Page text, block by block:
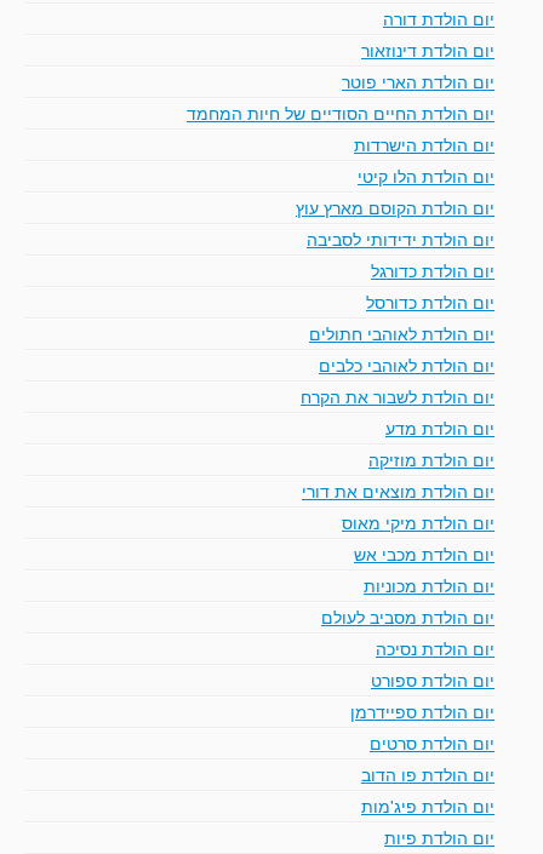
יום הולדת דורה
יום הולדת דינוזאור
יום הולדת הארי פוטר
יום הולדת החיים הסודיים של חיות המחמד
יום הולדת הישרדות
יום הולדת הלו קיטי
יום הולדת הקוסם מארץ עוץ
יום הולדת ידידותי לסביבה
יום הולדת כדורגל
יום הולדת כדורסל
יום הולדת לאוהבי חתולים
יום הולדת לאוהבי כלבים
יום הולדת לשבור את הקרח
יום הולדת מדע
יום הולדת מוזיקה
יום הולדת מוצאים את דורי
יום הולדת מיקי מאוס
יום הולדת מכבי אש
יום הולדת מכוניות
יום הולדת מסביב לעולם
יום הולדת נסיכה
יום הולדת ספורט
יום הולדת ספיידרמן
יום הולדת סרטים
יום הולדת פו הדוב
יום הולדת פיג'מות
יום הולדת פיות